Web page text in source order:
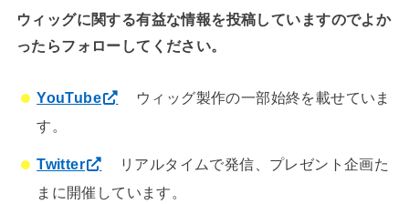
ウィッグに関する有益な情報を投稿していますのでよか
ったらフォローしてください。
YouTube
ウィッグ製作の一部始終を載せていま
す。
Twitter
リアルタイムで発信、プレゼント企画た
まに開催しています。